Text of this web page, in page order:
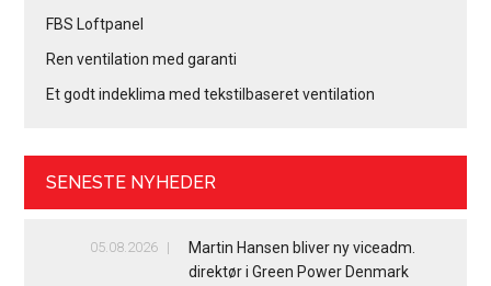
FBS Loftpanel
Ren ventilation med garanti
Et godt indeklima med tekstilbaseret ventilation
SENESTE NYHEDER
05.08.2026
Martin Hansen bliver ny viceadm.
direktør i Green Power Denmark